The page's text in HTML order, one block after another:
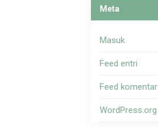
Meta
Masuk
Feed entri
Feed komentar
WordPress.org